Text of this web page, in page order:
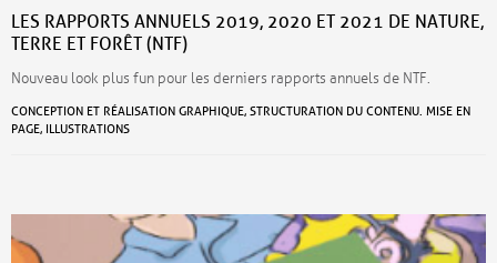
LES RAPPORTS ANNUELS 2019, 2020 ET 2021 DE NATURE,
TERRE ET FORÊT (NTF)
Nouveau look plus fun pour les derniers rapports annuels de NTF.
CONCEPTION ET RÉALISATION GRAPHIQUE, STRUCTURATION DU CONTENU. MISE EN
PAGE, ILLUSTRATIONS